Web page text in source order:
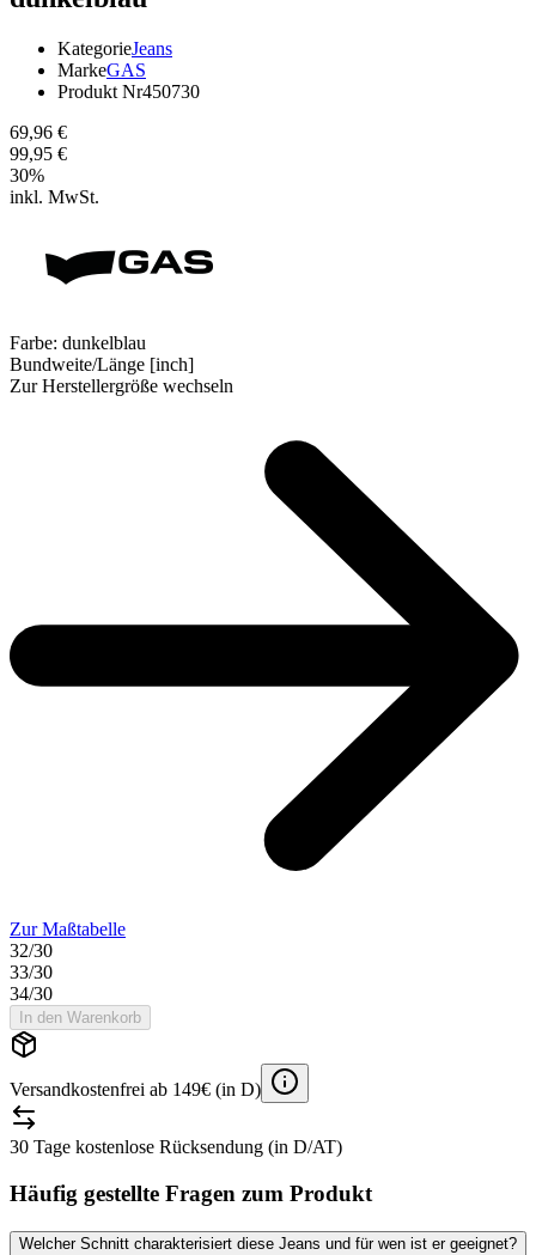
KategorieJeans
MarkeGAS
Produkt Nr450730
69,96 €
99,95 €
30%
inkl. MwSt.
Farbe: dunkelblau
Bundweite/Länge [inch]
Zur Herstellergröße wechseln
Zur Maßtabelle
32/30
33/30
34/30
In den Warenkorb
Versandkostenfrei ab 149€ (in D)
30 Tage kostenlose Rücksendung (in D/AT)
Häufig gestellte Fragen zum Produkt
Welcher Schnitt charakterisiert diese Jeans und für wen ist er geeignet?